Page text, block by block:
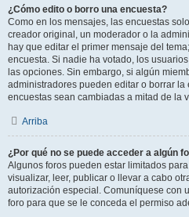
¿Cómo edito o borro una encuesta?
Como en los mensajes, las encuestas
creador original, un moderador o la
hay que editar el primer mensaje del
encuesta. Si nadie ha votado, los
las opciones. Sin embargo, si algún
administradores pueden editar o borrar la
encuestas sean cambiadas a mitad de la
Arriba
¿Por qué no se puede acceder a algún
Algunos foros pueden estar limitados
visualizar, leer, publicar o llevar a cabo
autorización especial. Comuníquese con
foro para que se le conceda el permiso